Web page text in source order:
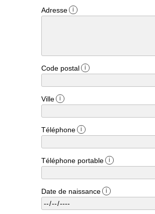
Adresse i
Code postal i
Ville i
Téléphone i
Téléphone portable i
Date de naissance i